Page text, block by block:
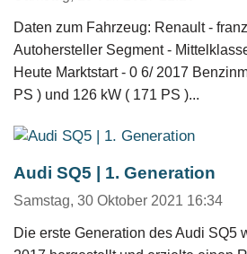
Daten zum Fahrzeug: Renault -
Autohersteller Segment -
Heute Marktstart - 0 6/ 2017
PS ) und 126 kW ( 171 PS )...
Audi SQ5 | 1. Generation
Samstag, 30 Oktober 2021 16:34
Die erste Generation des Audi SQ5